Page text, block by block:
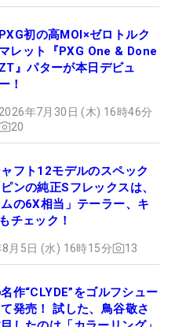
PXG初の高MOI×ゼロトルク
マレット『PXG One & Done
ZT』パターが本日デビュ
ー！
2026年7月30日 (木) 16時46分
20
フト12モデルのスペック
ンの純正Sフレックスは、
の6X相当」テーラー、キ
チェック！
月5日 (水) 16時15分 13
作“CLYDE”をゴルフシュー
発売！ 試した、鳥谷敬さ